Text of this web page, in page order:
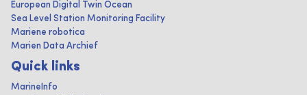
European Digital Twin Ocean
Sea Level Station Monitoring Facility
Mariene robotica
Marien Data Archief
Quick links
MarineInfo